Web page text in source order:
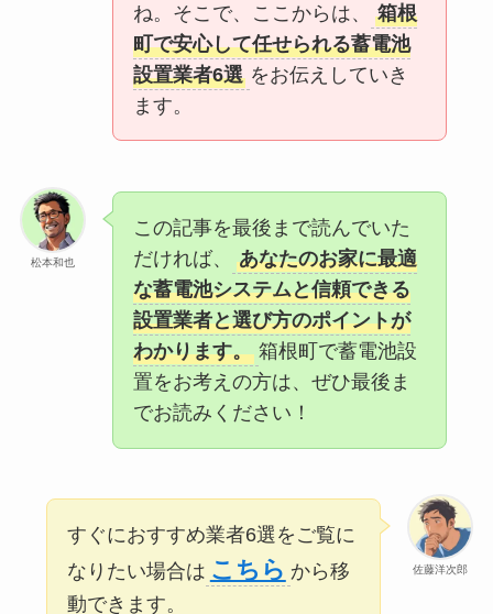
ね。そこで、ここからは、
箱根
町で安心して任せられる蓄電池
設置業者6選 をお伝えしていき
ます。
松本和也
この記事を最後まで読んでいた
だければ、
あなたのお家に最適
な蓄電池システムと信頼できる
設置業者と選び方のポイントが
わかります。 箱根町で蓄電池設
置をお考えの方は、ぜひ最後ま
でお読みください！
佐藤洋次郎
すぐにおすすめ業者6選をご覧に
なりたい場合は こちら から移
動できます。